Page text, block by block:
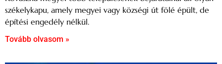
székelykapu, amely megyei vagy községi út fölé épült, de
építési engedély nélkül.
Tovább olvasom »